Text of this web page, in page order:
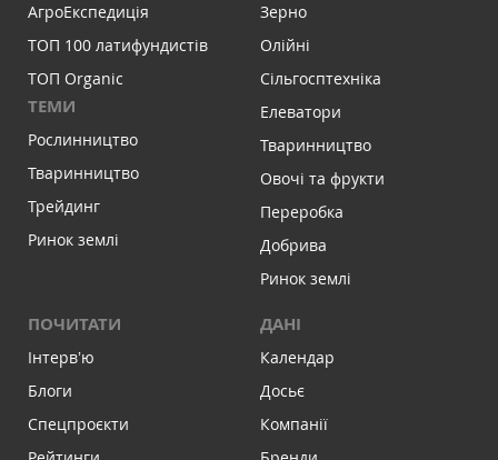
АгроЕкспедиція
ТОП 100 латифундистів
ТОП Organic
ТЕМИ
Рослинництво
Тваринництво
Трейдинг
Ринок землі
Зерно
Олійні
Сільгосптехніка
Елеватори
Тваринництво
Овочі та фрукти
Переробка
Добрива
Ринок землі
ПОЧИТАТИ
Інтервʼю
Блоги
Спецпроєкти
ДАНІ
Календар
Досьє
Компанії